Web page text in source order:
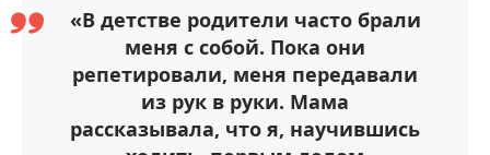
«В детстве родители часто брали
меня с собой. Пока они
репетировали, меня передавали
из рук в руки. Мама
рассказывала, что я, научившись